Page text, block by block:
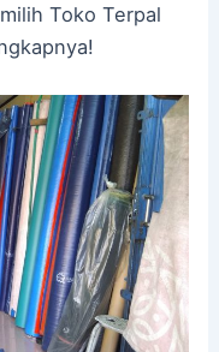
Toko Terpal